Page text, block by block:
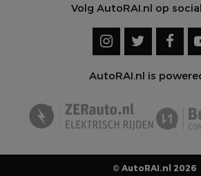
Volg AutoRAI.nl op
AutoRAI.nl is
© AutoRAI.nl 2026